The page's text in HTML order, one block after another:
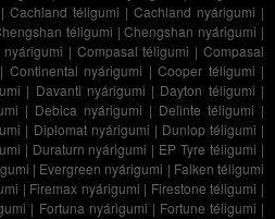
| Cachland téligumi | Cachland nyárigumi |
téligumi |Chengshan nyárigumi |
| Compasal téligumi |Compasal
| Continental nyárigumi | Cooper téligumi |
| Davanti nyárigumi | Dayton téligumi |
| Debica nyárigumi | Delinte téligumi |
| Diplomat nyárigumi | Dunlop téligumi |
| Duraturn nyárigumi | EP Tyre téligumi |
| Evergreen nyárigumi | Falken téligumi
| Firemax nyárigumi | Firestone téligumi |
| Fortuna nyárigumi | Fortune téligumi |